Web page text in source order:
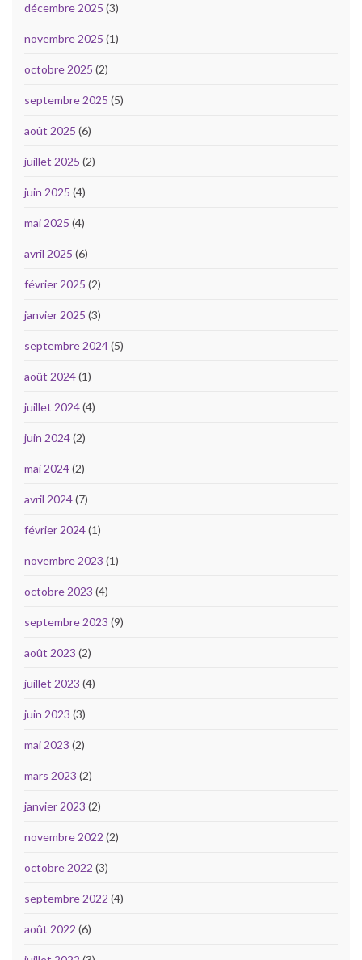
décembre 2025 (3)
novembre 2025 (1)
octobre 2025 (2)
septembre 2025 (5)
août 2025 (6)
juillet 2025 (2)
juin 2025 (4)
mai 2025 (4)
avril 2025 (6)
février 2025 (2)
janvier 2025 (3)
septembre 2024(5)
août 2024(1)
juillet 2024(4)
juin 2024(2)
mai 2024(2)
avril 2024(7)
février 2024(1)
novembre 2023 (1)
octobre 2023 (4)
septembre 2023 (9)
août 2023 (2)
juillet 2023 (4)
juin 2023 (3)
mai 2023 (2)
mars 2023 (2)
janvier 2023 (2)
novembre 2022 (2)
octobre 2022 (3)
septembre 2022 (4)
août 2022 (6)